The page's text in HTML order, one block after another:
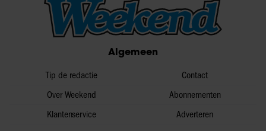
Algemeen
Tip de redactie
Over Weekend
Klantenservice
Contact
Abonnementen
Adverteren